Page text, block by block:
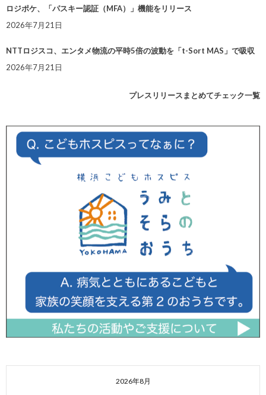
ロジポケ、「パスキー認証（MFA）」機能をリリース
2026年7月21日
NTTロジスコ、エンタメ物流の平時5倍の波動を「t-Sort MAS」で吸収
2026年7月21日
プレスリリースまとめてチェック一覧
2026年8月